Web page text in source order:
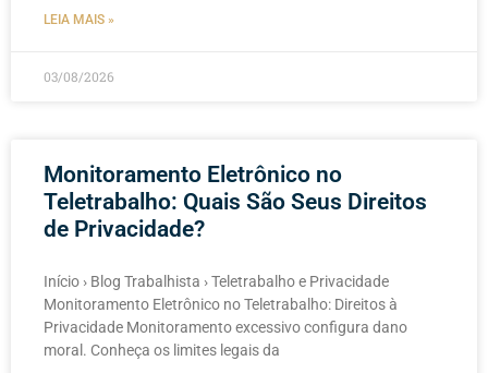
LEIA MAIS »
03/08/2026
Monitoramento Eletrônico no
Teletrabalho: Quais São Seus Direitos
de Privacidade?
Início › Blog Trabalhista › Teletrabalho e Privacidade
Monitoramento Eletrônico no Teletrabalho: Direitos à
Privacidade Monitoramento excessivo configura dano
moral. Conheça os limites legais da